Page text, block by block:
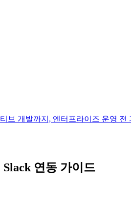
브 개발까지, 엔터프라이즈 운영
연동 가이드